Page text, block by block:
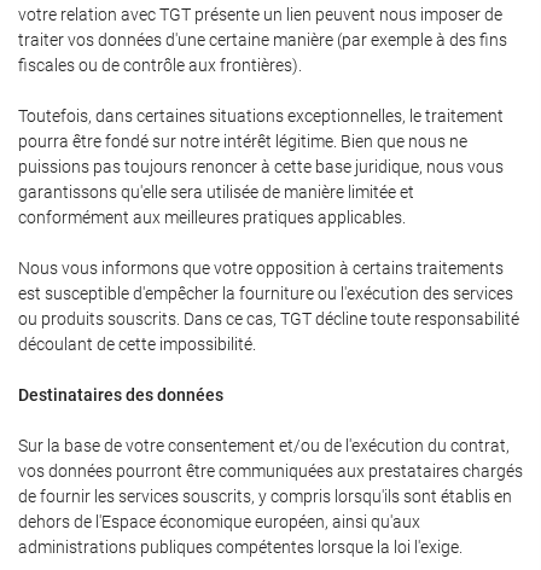
votre relation avec TGT présente un lien peuvent nous imposer de
traiter vos données d'une certaine manière (par exemple à des fins
fiscales ou de contrôle aux frontières).
Toutefois, dans certaines situations exceptionnelles, le traitement
pourra être fondé sur notre intérêt légitime. Bien que nous ne
puissions pas toujours renoncer à cette base juridique, nous vous
garantissons qu'elle sera utilisée de manière limitée et
conformément aux meilleures pratiques applicables.
Nous vous informons que votre opposition à certains traitements
est susceptible d'empêcher la fourniture ou l'exécution des services
ou produits souscrits. Dans ce cas, TGT décline toute responsabilité
découlant de cette impossibilité.
Destinataires des données
Sur la base de votre consentement et/ou de l'exécution du contrat,
vos données pourront être communiquées aux prestataires chargés
de fournir les services souscrits, y compris lorsqu'ils sont établis en
dehors de l'Espace économique européen, ainsi qu'aux
administrations publiques compétentes lorsque la loi l'exige.